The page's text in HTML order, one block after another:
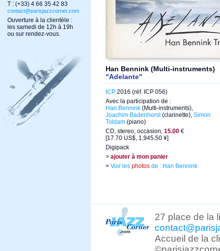
T : (+33) 4 66 35 42 83
contact@parisjazzcorner.com
Ouverture à la clientèle :
les samedi de 12h à 19h
ou sur rendez-vous.
Han Bennink (Multi-instruments)
"Adelante"
ICP 2016 (réf. ICP 056)
Avec la participation de :
Han Bennink (Multi-instruments),
Joachim Badenhorst(clarinette), Simon
Toldam (piano)
CD, stereo, occasion, 15.00 €
[17.70 US$, 1,945.50 ¥]
Digipack
> ajouter à mon panier
> Voir les photos de : Han Bennink
27 place de la
Accueil de la